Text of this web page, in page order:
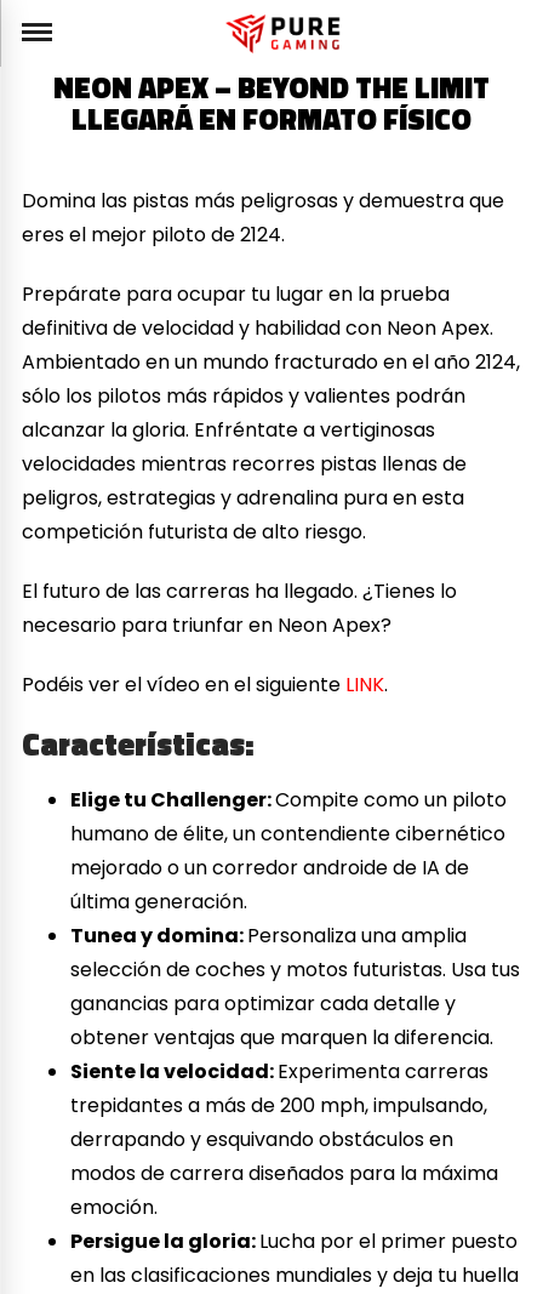
NEON APEX – BEYOND THE LIMIT
LLEGARÁ EN FORMATO FÍSICO
Domina las pistas más peligrosas y demuestra que
eres el mejor piloto de 2124.
Prepárate para ocupar tu lugar en la prueba
definitiva de velocidad y habilidad con Neon Apex.
Ambientado en un mundo fracturado en el año 2124,
sólo los pilotos más rápidos y valientes podrán
alcanzar la gloria. Enfréntate a vertiginosas
velocidades mientras recorres pistas llenas de
peligros, estrategias y adrenalina pura en esta
competición futurista de alto riesgo.
El futuro de las carreras ha llegado. ¿Tienes lo
necesario para triunfar en Neon Apex?
Podéis ver el vídeo en el siguiente LINK.
Características:
Elige tu Challenger:Compite como un piloto
humano de élite, un contendiente cibernético
mejorado o un corredor androide de IA de
última generación.
Tunea y domina:Personaliza una amplia
selección de coches y motos futuristas. Usa tus
ganancias para optimizar cada detalle y
obtener ventajas que marquen la diferencia.
Siente la velocidad:Experimenta carreras
trepidantes a más de 200 mph, impulsando,
derrapando y esquivando obstáculos en
modos de carrera diseñados para la máxima
emoción.
Persigue la gloria:Lucha por el primer puesto
en las clasificaciones mundiales y deja tu huella